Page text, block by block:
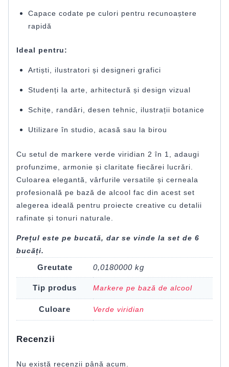
Capace codate pe culori pentru recunoaștere
rapidă
Ideal pentru:
Artiști, ilustratori și designeri grafici
Studenți la arte, arhitectură și design vizual
Schițe, randări, desen tehnic, ilustrații botanice
Utilizare în studio, acasă sau la birou
Cu setul de markere verde viridian 2 în 1, adaugi
profunzime, armonie și claritate fiecărei lucrări.
Culoarea elegantă, vârfurile versatile și cerneala
profesională pe bază de alcool fac din acest set
alegerea ideală pentru proiecte creative cu detalii
rafinate și tonuri naturale.
Prețul este pe bucată, dar se vinde la set de 6
bucăți.
Greutate 0,0180000 kg
Tip produs Markere pe bază de alcool
Culoare Verde viridian
Recenzii
Nu există recenzii până acum.